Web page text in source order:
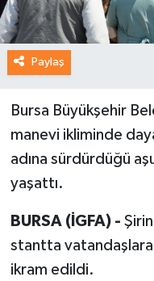
Paylaş
Bursa Büyükşehir
manevi ikliminde
adına sürdürdüğü
yaşattı.
BURSA (İGFA) -
stantta vatandaşlara
ikram edildi.